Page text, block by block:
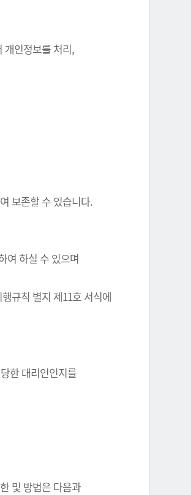
개인정보를 처리,
보존할 수 있습니다.
여 하실 수 있으며
규칙 별지 제11호 서식에
한 대리인인지를
및 방법은 다음과